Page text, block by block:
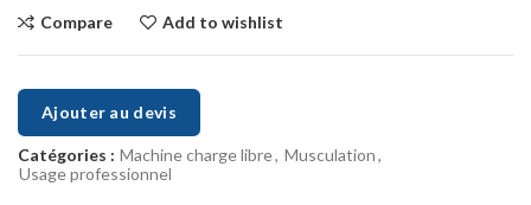
Compare Add to wishlist
Ajouter au devis
Catégories : Machine charge libre, Musculation,
Usage professionnel